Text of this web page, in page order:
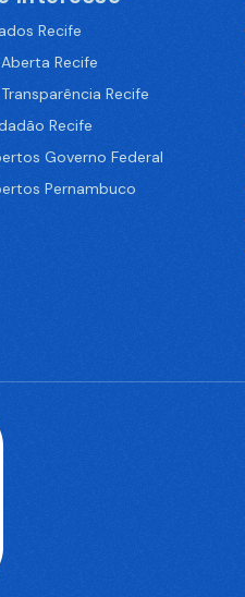
Recife
Recife
Recife
Recife
Governo Federal
Pernambuco